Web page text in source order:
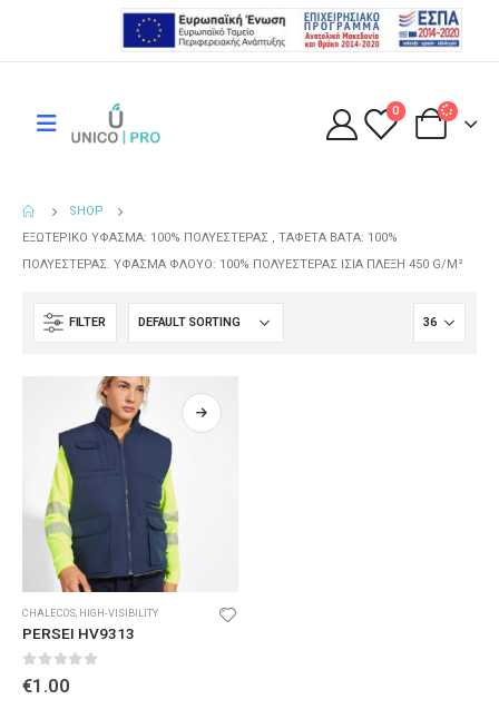
0
SHOP
ΕΞΩΤΕΡΙΚΌ ΎΦΑΣΜΑ: 100% ΠΟΛΥΕΣΤΈΡΑΣ , ΤΑΦΈΤΑ ΒΆΤΑ: 100%
ΠΟΛΥΕΣΤΈΡΑΣ. ΎΦΑΣΜΑ ΦΛΟΥΌ: 100% ΠΟΛΥΕΣΤΈΡΑΣ ΊΣΙΑ ΠΛΈΞΗ 450 G/M²
FILTER
CHALECOS HIGH-VISIBILITY
PERSEI HV9313
0 out of 5
€1.00